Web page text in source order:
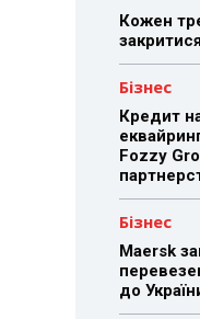
Кожен
Бізнес
Кредит
Fozzy
Бізнес
Maersk
до